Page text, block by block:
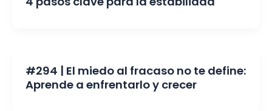
#294 | El miedo al fracaso no te define:
Aprende a enfrentarlo y crecer